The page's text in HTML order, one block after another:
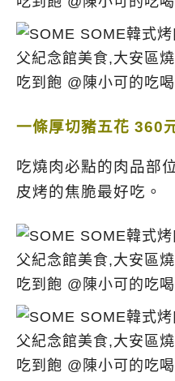
一條厚切豬五花 360
吃燒肉必點的肉品部
皮烤的焦脆最好吃。